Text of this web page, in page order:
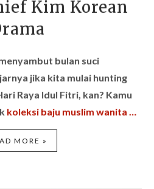
Kim Korean
bulan suci
jika kita mulai hunting
Raya Idul Fitri, kan? Kamu
koleksi baju muslim wanita …
MORE »